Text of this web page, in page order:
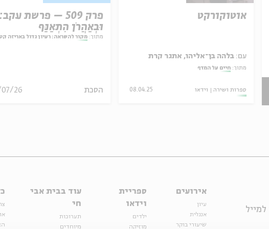
פרק 509 – פרשת עקב:
וּבְאַהֲרֹן הִתְאַנַּף
מתוך: מקור להשראה: רעיון גדול באריזה
הסכת 26
אוטוקורקט
עם: בלהה בן־אליהו, אתגר קרת
מתוך: חיים על המדף
ספרות ושירה וידאו 08.04.25
אירועים
עיון
אנגלית
שיעורי בוקר
ספריית
וידאו
ילדים
מוזיקה
עוד בבית אבי
חי
תערוכות
מיוחדים